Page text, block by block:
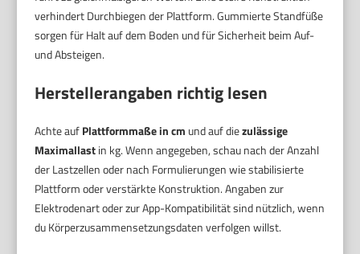
verhindert Durchbiegen der Plattform. Gummierte Standfüße
sorgen für Halt auf dem Boden und für Sicherheit beim Auf-
und Absteigen.
Herstellerangaben richtig lesen
Achte aufPlattformmaße in cm und auf diezulässige
Maximallastin kg. Wenn angegeben, schau nach der Anzahl
der Lastzellen oder nach Formulierungen wie stabilisierte
Plattform oder verstärkte Konstruktion. Angaben zur
Elektrodenart oder zur App-Kompatibilität sind nützlich, wenn
du Körperzusammensetzungsdaten verfolgen willst.